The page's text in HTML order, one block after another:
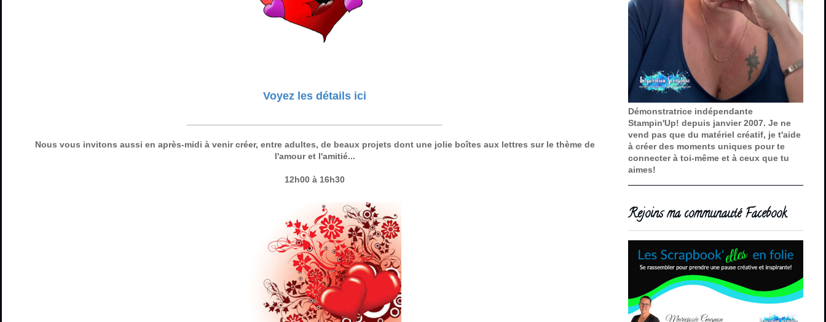
Voyez les détails ici
Nous vous invitons aussi en après-midi à venir créer, entre adultes, de beaux projets dont une jolie boîtes aux lettres sur le thème de
l'amour et l'amitié...
12h00 à 16h30
Démonstratrice indépendante
Stampin'Up! depuis janvier 2007. Je ne
vend pas que du matériel créatif, je t'aide
à créer des moments uniques pour te
connecter à toi-même et à ceux que tu
aimes!
Rejoins ma communauté Facebook